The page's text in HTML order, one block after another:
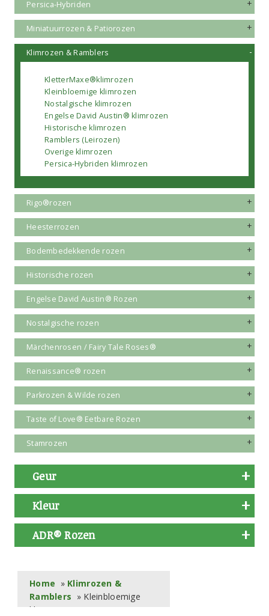
Persica-Hybriden
Miniatuurrozen & Patiorozen
Klimrozen & Ramblers
KletterMaxe®klimrozen
Kleinbloemige klimrozen
Nostalgische klimrozen
Engelse David Austin® klimrozen
Historische klimrozen
Ramblers (Leirozen)
Overige klimrozen
Persica-Hybriden klimrozen
Rigo®rozen
Heesterrozen
Bodembedekkende rozen
Historische rozen
Engelse David Austin® Rozen
Nostalgische rozen
Märchenrosen / Fairy Tale Roses®
Renaissance® rozen
Parkrozen & Wilde rozen
Taste of Love® Eetbare Rozen
Stamrozen
Geur
Kleur
ADR® Rozen
Home » Klimrozen &
Ramblers » Kleinbloemige
klimrozen